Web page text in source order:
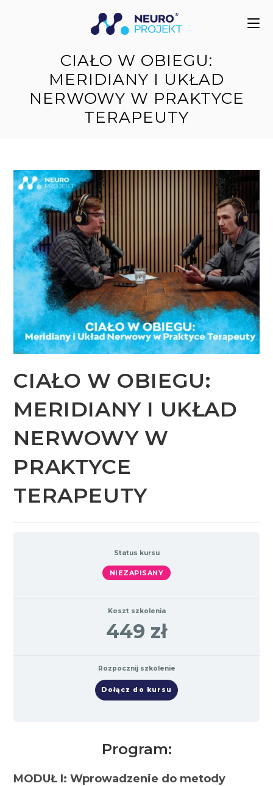
CIAŁO W OBIEGU:
MERIDIANY I UKŁAD
NERWOWY W PRAKTYCE
TERAPEUTY
CIAŁO W OBIEGU:
MERIDIANY I UKŁAD
NERWOWY W
PRAKTYCE
TERAPEUTY
Status kursu
NIEZAPISANY
Koszt szkolenia
449 zł
Rozpocznij szkolenie
Dołącz do kursu
Program:
MODUŁ I: Wprowadzenie do metody